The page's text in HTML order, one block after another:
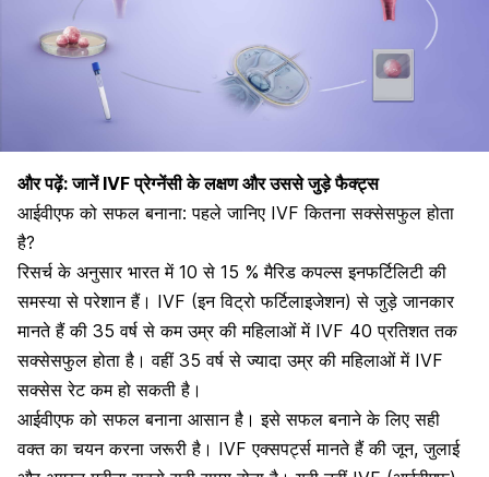
और पढ़ें:जानें IVF प्रेग्नेंसी के लक्षण और उससे जुड़े फैक्ट्स
आईवीएफ को सफल बनाना: पहले जानिए IVF कितना सक्सेसफुल होता
है?
रिसर्च के अनुसार भारत में 10 से 15 % मैरिड कपल्स इनफर्टिलिटी की
समस्या से परेशान हैं। IVF (इन विट्रो फर्टिलाइजेशन) से जुड़े जानकार
मानते हैं की 35 वर्ष से कम उम्र कीमहिलाओं में IVF 40 प्रतिशत तक
सक्सेसफुल होता है। वहीं 35 वर्ष से ज्यादा उम्र की महिलाओं में IVF
सक्सेस रेट कम हो सकती है।
आईवीएफ को सफल बनाना आसान है। इसे सफल बनाने के लिए सही
वक्त का चयन करना जरूरी है। IVF एक्सपर्ट्स मानते हैं की जून, जुलाई